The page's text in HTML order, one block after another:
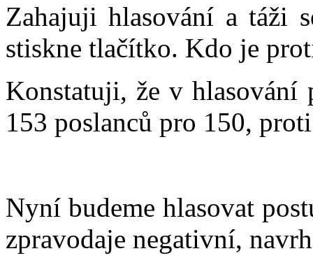
Zahajuji hlasování a táži
stiskne tlačítko. Kdo je
Konstatuji, že v hlasování
153 poslanců pro 150,
Nyní budeme hlasovat
zpravodaje negativní,